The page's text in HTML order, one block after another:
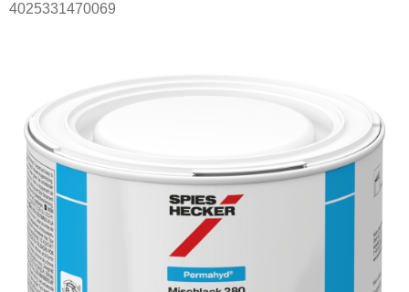
4025331470069